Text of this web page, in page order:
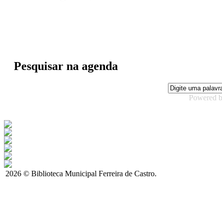
Pesquisar na agenda
Powered
2026 © Biblioteca Municipal Ferreira de Castro.